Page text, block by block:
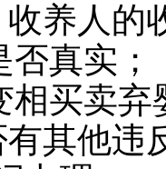
养人的
否真实
相买卖弃
其他